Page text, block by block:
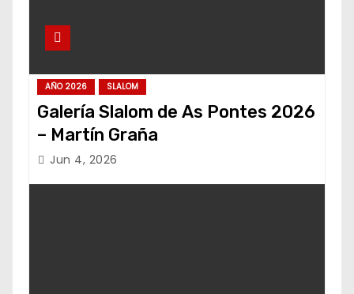
AÑO 2026 SLALOM
Galería Slalom de As Pontes 2026
– Martín Graña
Jun 4, 2026